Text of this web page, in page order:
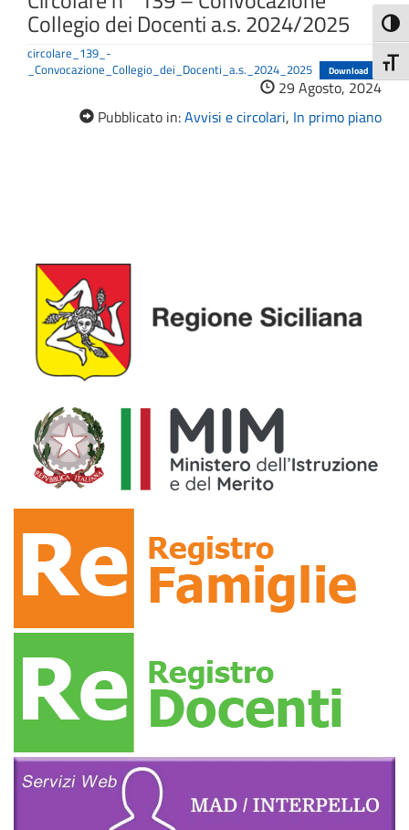
Collegio dei Docenti a.s. 2024/2025
circolare_139_-
_Convocazione_Collegio_dei_Docenti_a.s._2024_2025
Download
29 Agosto, 2024
Pubblicato in:Avvisi e circolari, In primo piano